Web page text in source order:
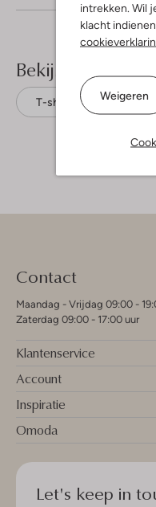
intrekken. Wil
klacht
Weigeren
Bekijk meer
T-shirts Lyle &
Contact
Maandag - Vrijdag 09:00 -
Zaterdag 09:00 - 17:00 uur
Klantenservice
Account
Inspiratie
Omoda
Let's keep in